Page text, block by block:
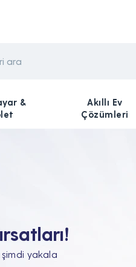
&
Akıllı Ev
Çözümleri